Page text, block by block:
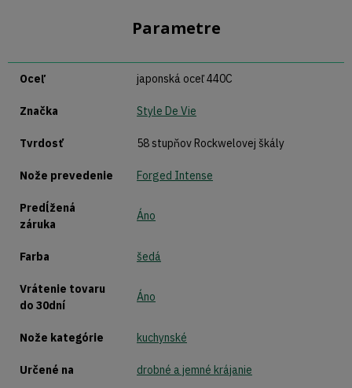
Parametre
Oceľ japonská oceľ 440C
Značka Style De Vie
Tvrdosť 58 stupňov Rockwelovej škály
Nože prevedenie Forged Intense
Predĺžená
záruka
Áno
Farba šedá
Vrátenie tovaru
do 30dní
Áno
Nože kategórie kuchynské
Určené na drobné a jemné krájanie